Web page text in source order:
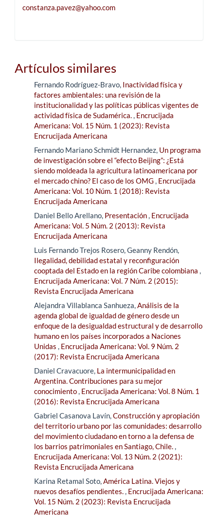
constanza.pavez@yahoo.com
Artículos similares
Fernando Rodríguez-Bravo, Inactividad física y
factores ambientales: una revisión de la
institucionalidad y las políticas públicas vigentes de
actividad física de Sudamérica., Encrucijada
Americana: Vol. 15 Núm. 1 (2023): Revista
Encrucijada Americana
Fernando Mariano Schmidt Hernandez, Un programa
de investigación sobre el “efecto Beijing”: ¿Está
siendo moldeada la agricultura latinoamericana por
el mercado chino? El caso de los OMG , Encrucijada
Americana: Vol. 10 Núm. 1 (2018): Revista
Encrucijada Americana
Daniel Bello Arellano, Presentación, Encrucijada
Americana: Vol. 5 Núm. 2 (2013): Revista
Encrucijada Americana
Luis Fernando Trejos Rosero, Geanny Rendón,
Ilegalidad, debilidad estatal y reconfiguración
cooptada del Estado en la región Caribe colombiana ,
Encrucijada Americana: Vol. 7 Núm. 2 (2015):
Revista Encrucijada Americana
Alejandra Villablanca Sanhueza,Análisis de la
agenda global de igualdad de género desde un
enfoque de la desigualdad estructural y de desarrollo
humano en los países incorporados a Naciones
Unidas , Encrucijada Americana: Vol. 9 Núm. 2
(2017): Revista Encrucijada Americana
Daniel Cravacuore, La intermunicipalidad en
Argentina. Contribuciones para su mejor
conocimiento, Encrucijada Americana: Vol. 8 Núm. 1
(2016): Revista Encrucijada Americana
Gabriel Casanova Lavín,Construcción y apropiación
del territorio urbano por las comunidades: desarrollo
del movimiento ciudadano en torno a la defensa de
los barrios patrimoniales en Santiago, Chile.,
Encrucijada Americana: Vol. 13 Núm. 2 (2021):
Revista Encrucijada Americana
Karina Retamal Soto,América Latina. Viejos y
nuevos desafíos pendientes., Encrucijada Americana:
Vol. 15 Núm. 2 (2023): Revista Encrucijada
Americana